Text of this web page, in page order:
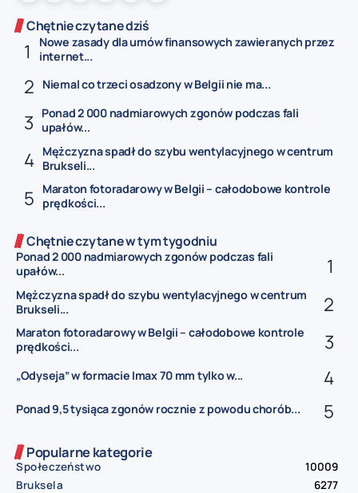
Chętnie czytane dziś
Nowe zasady dla umów finansowych zawieranych przez
internet...
Niemal co trzeci osadzony w Belgii nie ma...
Ponad 2 000 nadmiarowych zgonów podczas fali
upałów...
Mężczyzna spadł do szybu wentylacyjnego w centrum
Brukseli...
Maraton fotoradarowy w Belgii – całodobowe kontrole
prędkości...
Chętnie czytane w tym tygodniu
Ponad 2 000 nadmiarowych zgonów podczas fali
upałów...
Mężczyzna spadł do szybu wentylacyjnego w centrum
Brukseli...
Maraton fotoradarowy w Belgii – całodobowe kontrole
prędkości...
„Odyseja” w formacie Imax 70 mm tylko w...
Ponad 9,5 tysiąca zgonów rocznie z powodu chorób...
Popularne kategorie
Społeczeństwo
10009
Bruksela
6277